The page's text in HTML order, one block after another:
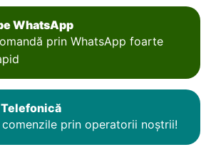
WhatsApp
prin WhatsApp foarte
prin operatorii noștrii!